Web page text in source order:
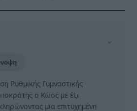
⌄
Ρυθμικής Γυμναστικής
ο Κώος με έξι
μια επιτυχημένη